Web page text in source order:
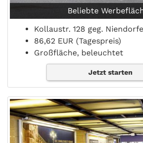
Beliebte
Kollaustr. 128 geg.
86,62 EUR (Tagespreis)
Großfläche, beleuchtet
Jetzt starten